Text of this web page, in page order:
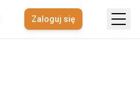
Zaloguj się